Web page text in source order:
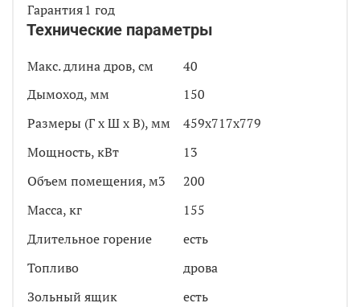
Гарантия1 год
Технические параметры
Макс. длина дров, см
40
Дымоход, мм
150
Размеры (Г х Ш х В), мм
459х717х779
Мощность, кВт
13
Объем помещения, м3
200
Масса, кг
155
Длительное горение
есть
Топливо
дрова
Зольный ящик
есть